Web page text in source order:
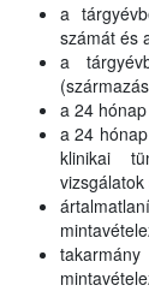
a
számát és
a
a 24
a 24
klinikai